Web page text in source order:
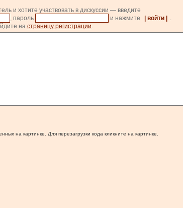
и хотите участвовать в дискуссии — введите
, пароль и нажмите | войти |
.
на страницу регистрации.
на картинке. Для перезагрузки кода кликните на картинке.